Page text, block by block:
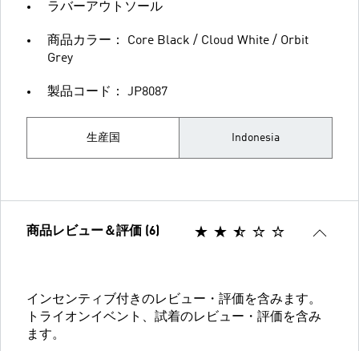
ラバーアウトソール
商品カラー： Core Black / Cloud White / Orbit
Grey
製品コード： JP8087
生産国 Indonesia
商品レビュー＆評価 (6)
インセンティブ付きのレビュー・評価を含みます。
トライオンイベント、試着のレビュー・評価を含み
ます。